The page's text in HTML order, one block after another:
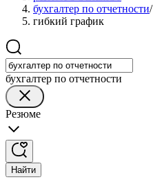
бухгалтер по отчетности/
гибкий график
бухгалтер по отчетности
Резюме
Найти